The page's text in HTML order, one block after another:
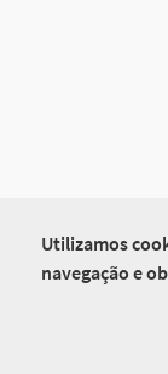
Utilizamos
navegação e